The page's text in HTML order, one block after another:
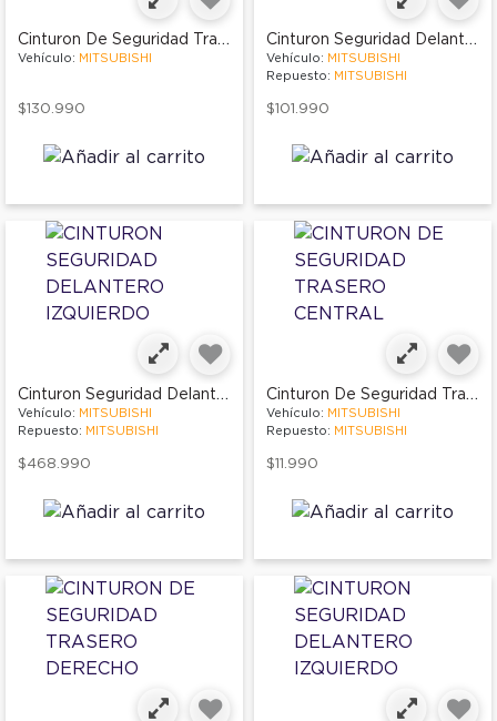
Cinturon De Seguridad Trasero Derecho
Vehículo: MITSUBISHI
$130.990
Cinturon Seguridad Delantero Izquierdo
Vehículo: MITSUBISHI
Repuesto: MITSUBISHI
$101.990
Cinturon Seguridad Delantero Izquierdo
Vehículo: MITSUBISHI
Repuesto: MITSUBISHI
$468.990
Cinturon De Seguridad Trasero Central
Vehículo: MITSUBISHI
Repuesto: MITSUBISHI
$11.990